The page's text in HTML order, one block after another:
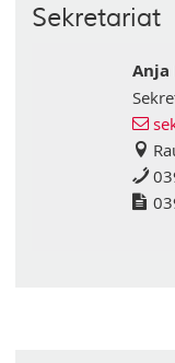
Sekretariat
Anja